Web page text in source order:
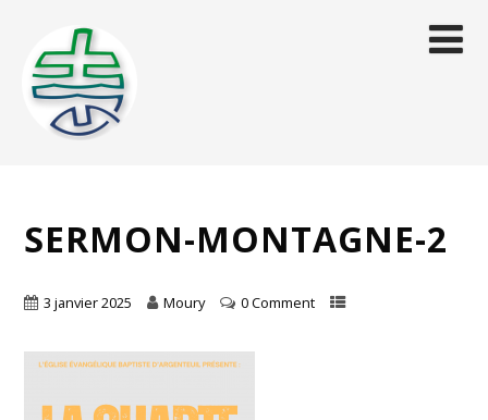
SERMON-MONTAGNE-2
3 janvier 2025 Moury 0 Comment